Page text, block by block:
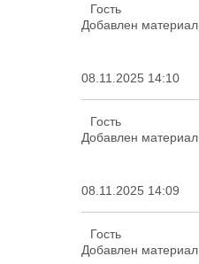
Гость
Добавлен материал
08.11.2025 14:10
Гость
Добавлен материал
08.11.2025 14:09
Гость
Добавлен материал